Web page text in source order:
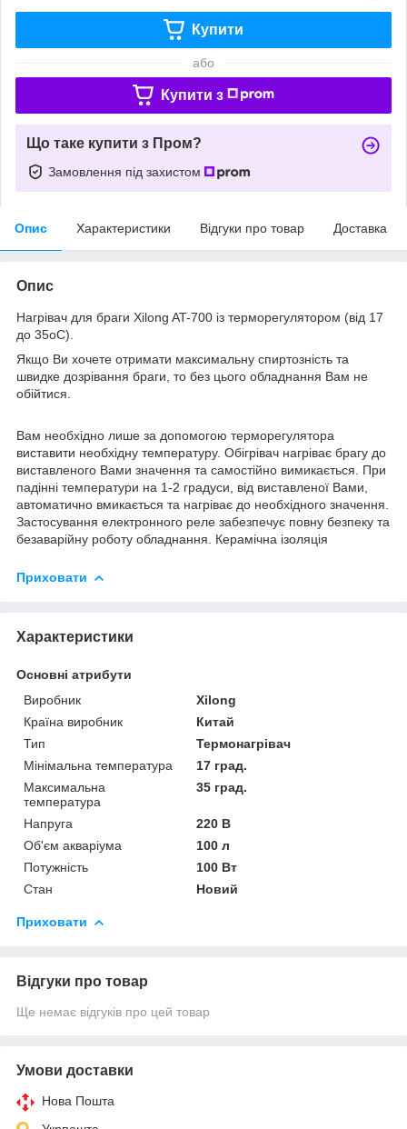
Купити
або
Купити з
Що таке купити з Пром?
Замовлення під захистом
Опис Характеристики Відгуки про товар Доставка
Опис
Нагрівач для браги Xilong AT-700 із терморегулятором (від 17
до 35оС).
Якщо Ви хочете отримати максимальну спиртозність та
швидке дозрівання браги, то без цього обладнання Вам не
обійтися.
Вам необхідно лише за допомогою терморегулятора
виставити необхідну температуру. Обігрівач нагріває брагу до
виставленого Вами значення та самостійно вимикається. При
падінні температури на 1-2 градуси, від виставленої Вами,
автоматично вмикається та нагріває до необхідного значення.
Застосування електронного реле забезпечує повну безпеку та
безаварійну роботу обладнання. Керамічна ізоляція
Приховати
Характеристики
Основні атрибути
Виробник
Xilong
Країна виробник
Китай
Тип
Термонагрівач
Мінімальна температура
17 град.
Максимальна
температура
35 град.
Напруга
220 В
Об'єм акваріума
100 л
Потужність
100 Вт
Стан
Новий
Приховати
Відгуки про товар
Ще немає відгуків про цей товар
Умови доставки
Нова Пошта